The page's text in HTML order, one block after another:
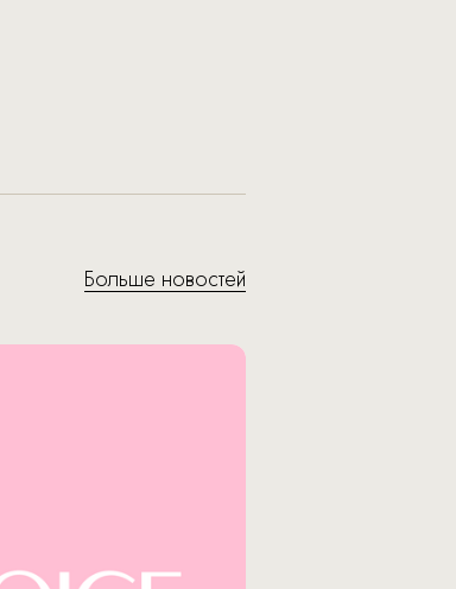
Больше новостей